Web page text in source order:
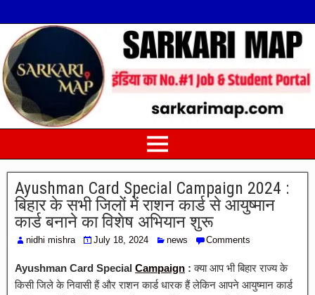
Ayushman Card Special Campaign 2024 :
बिहार के सभी जिलों में राशन कार्ड से आयुष्मान
कार्ड बनाने का विशेष अभियान शुरू
nidhi mishra July 18, 2024 news Comments
Ayushman Card Special Campaign :क्या आप भी बिहार राज्य के
किसी जिले के निवासी हैं और राशन कार्ड धारक हैं लेकिन आपने आयुष्मान कार्ड